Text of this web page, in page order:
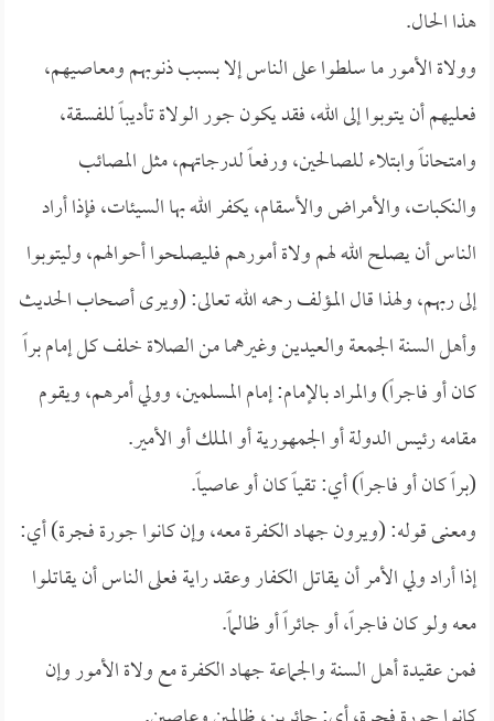
هذا الحال.
وولاة الأمور ما سلطوا على الناس إلا بسبب ذنوبهم ومعاصيهم،
فعليهم أن يتوبوا إلى الله، فقد يكون جور الولاة تأديباً للفسقة،
وامتحاناً وابتلاء للصالحين، ورفعاً لدرجاتهم، مثل المصائب
والنكبات، والأمراض والأسقام، يكفر الله بها السيئات، فإذا أراد
الناس أن يصلح الله لهم ولاة أمورهم فليصلحوا أحوالهم، وليتوبوا
إلى ربهم، ولهذا قال المؤلف رحمه الله تعالى: (ويرى أصحاب الحديث
وأهل السنة الجمعة والعيدين وغيرهما من الصلاة خلف كل إمام براً
كان أو فاجراً) والمراد بالإمام: إمام المسلمين، وولي أمرهم، ويقوم
مقامه رئيس الدولة أو الجمهورية أو الملك أو الأمير.
(براً كان أو فاجراً) أي: تقياً كان أو عاصياً.
ومعنى قوله: (ويرون جهاد الكفرة معه، وإن كانوا جورة فجرة) أي:
إذا أراد ولي الأمر أن يقاتل الكفار وعقد راية فعلى الناس أن يقاتلوا
معه ولو كان فاجراً، أو جائراً أو ظالماً.
فمن عقيدة أهل السنة والجماعة جهاد الكفرة مع ولاة الأمور وإن